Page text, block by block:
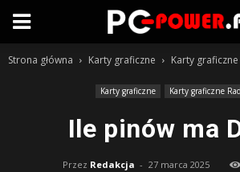
Strona główna Karty graficzne Karty
Karty graficzne Karty graficzne
Ile pinów ma
Przez Redakcja - 27 marca 2025